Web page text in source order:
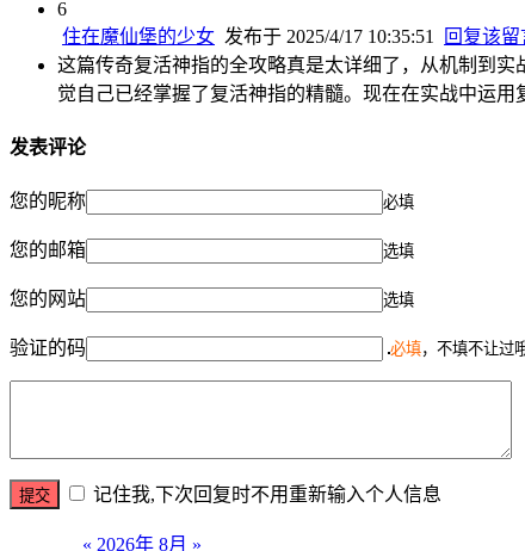
6
住在魔仙堡的少女 发布于 2025/4/17 10:35:51
回复该留
这篇传奇复活神指的全攻略真是太详细了，从机制到
觉自己已经掌握了复活神指的精髓。现在在实战中运用
发表评论
您的昵称 必填
您的邮箱 选填
您的网站 选填
验证的码 必填，不填不让过
记住我,下次回复时不用重新输入个人信息
« 2026年 8月 »